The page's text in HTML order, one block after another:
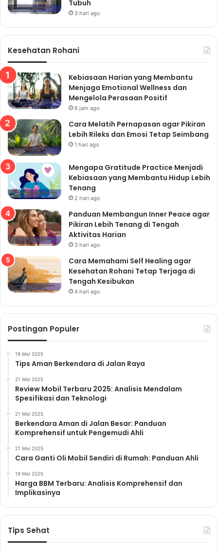
Tubuh
3 hari ago
Kesehatan Rohani
Kebiasaan Harian yang Membantu
Menjaga Emotional Wellness dan
Mengelola Perasaan Positif
6 jam ago
Cara Melatih Pernapasan agar Pikiran
Lebih Rileks dan Emosi Tetap Seimbang
1 hari ago
Mengapa Gratitude Practice Menjadi
Kebiasaan yang Membantu Hidup Lebih
Tenang
2 hari ago
Panduan Membangun Inner Peace agar
Pikiran Lebih Tenang di Tengah
Aktivitas Harian
3 hari ago
Cara Memahami Self Healing agar
Kesehatan Rohani Tetap Terjaga di
Tengah Kesibukan
4 hari ago
Postingan Populer
19 Mei 2025
Tips Aman Berkendara di Jalan Raya
21 Mei 2025
Review Mobil Terbaru 2025: Analisis Mendalam
Spesifikasi dan Teknologi
21 Mei 2025
Berkendara Aman di Jalan Besar: Panduan
Komprehensif untuk Pengemudi Ahli
21 Mei 2025
Cara Ganti Oli Mobil Sendiri di Rumah: Panduan Ahli
19 Mei 2025
Harga BBM Terbaru: Analisis Komprehensif dan
Implikasinya
Tips Sehat